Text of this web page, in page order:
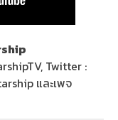
Twitter :
และเพจ